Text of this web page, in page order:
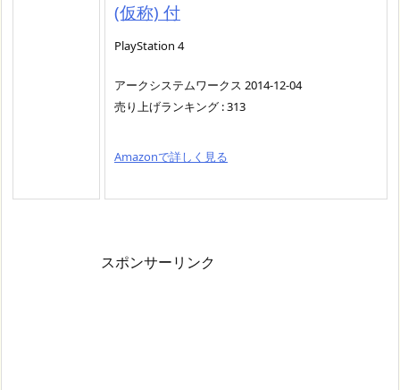
(仮称) 付
PlayStation 4
アークシステムワークス 2014-12-04
売り上げランキング : 313
Amazonで詳しく見る
スポンサーリンク